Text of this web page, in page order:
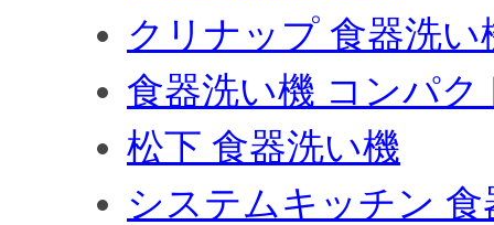
クリナップ 食器洗い
食器洗い機 コンパク
松下 食器洗い機
システムキッチン 食